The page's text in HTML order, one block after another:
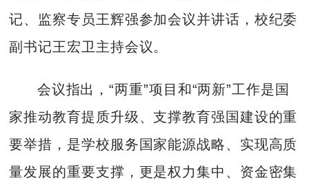
记、监察专员王辉强参加会议并讲话，校纪委
副书记王宏卫主持会议。
会议指出，“两重”项目和“两新”工作是国
家推动教育提质升级、支撑教育强国建设的重
要举措，是学校服务国家能源战略、实现高质
量发展的重要支撑，更是权力集中、资金密集